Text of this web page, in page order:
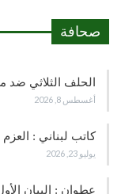
صحافة
الحلف الثلاثي
أغسطس 8, 2026
كاتب لبناني :
يوليو 23, 2026
عطوان : البيان